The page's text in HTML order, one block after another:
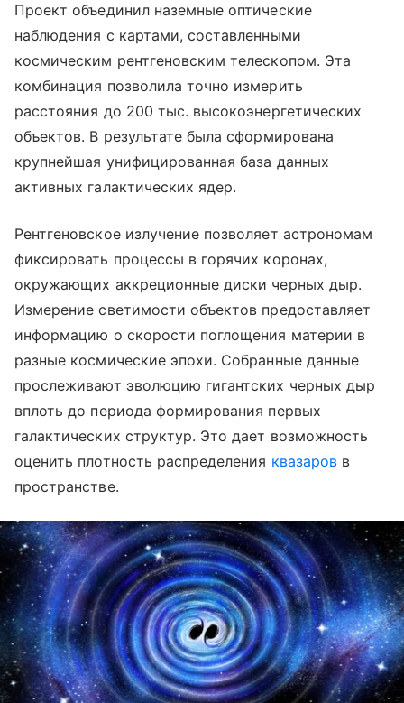
Проект объединил наземные оптические
наблюдения с картами, составленными
космическим рентгеновским телескопом. Эта
комбинация позволила точно измерить
расстояния до 200 тыс. высокоэнергетических
объектов. В результате была сформирована
крупнейшая унифицированная база данных
активных галактических ядер.
Рентгеновское излучение позволяет астрономам
фиксировать процессы в горячих коронах,
окружающих аккреционные диски черных дыр.
Измерение светимости объектов предоставляет
информацию о скорости поглощения материи в
разные космические эпохи. Собранные данные
прослеживают эволюцию гигантских черных дыр
вплоть до периода формирования первых
галактических структур. Это дает возможность
оценить плотность распределения квазаровв
пространстве.